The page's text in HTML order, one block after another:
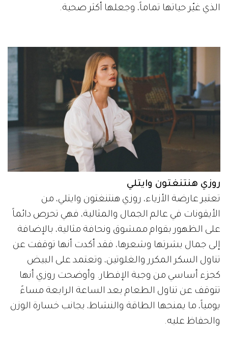
الذي غيّر حياتها تماماً، وجعلها أكثر صحية.
روزي هنتنغتون وايتلي
تعتبر عارضة الأزياء، روزي هنتنغتون وايتلي، من
الأيقونات في عالم الجمال والمثالية، فهي تحرص دائماً
على الظهور بقوام ممشوق ونحافة مثالية، بالإضافة
إلى جمال بشرتها وشعرها، فقد أكدت أنها توقفت عن
تناول السكر المكرر والغلوتين، وتعتمد على البيض
كجزء أساسي من وجبة الإفطار. وأوضحت روزي أنها
تتوقف عن تناول الطعام بعد الساعة الرابعة مساءً
يومياً، ما يمنحها الطاقة والنشاط، بجانب خسارة الوزن
والحفاظ عليه.